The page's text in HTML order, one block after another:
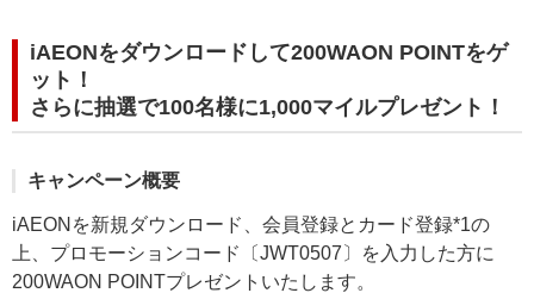
iAEONをダウンロードして200WAON POINTをゲ
ット！
さらに抽選で100名様に1,000マイルプレゼント！
キャンペーン概要
iAEONを新規ダウンロード、会員登録とカード登録*1の
上、プロモーションコード〔JWT0507〕を入力した方に
200WAON POINTプレゼントいたします。